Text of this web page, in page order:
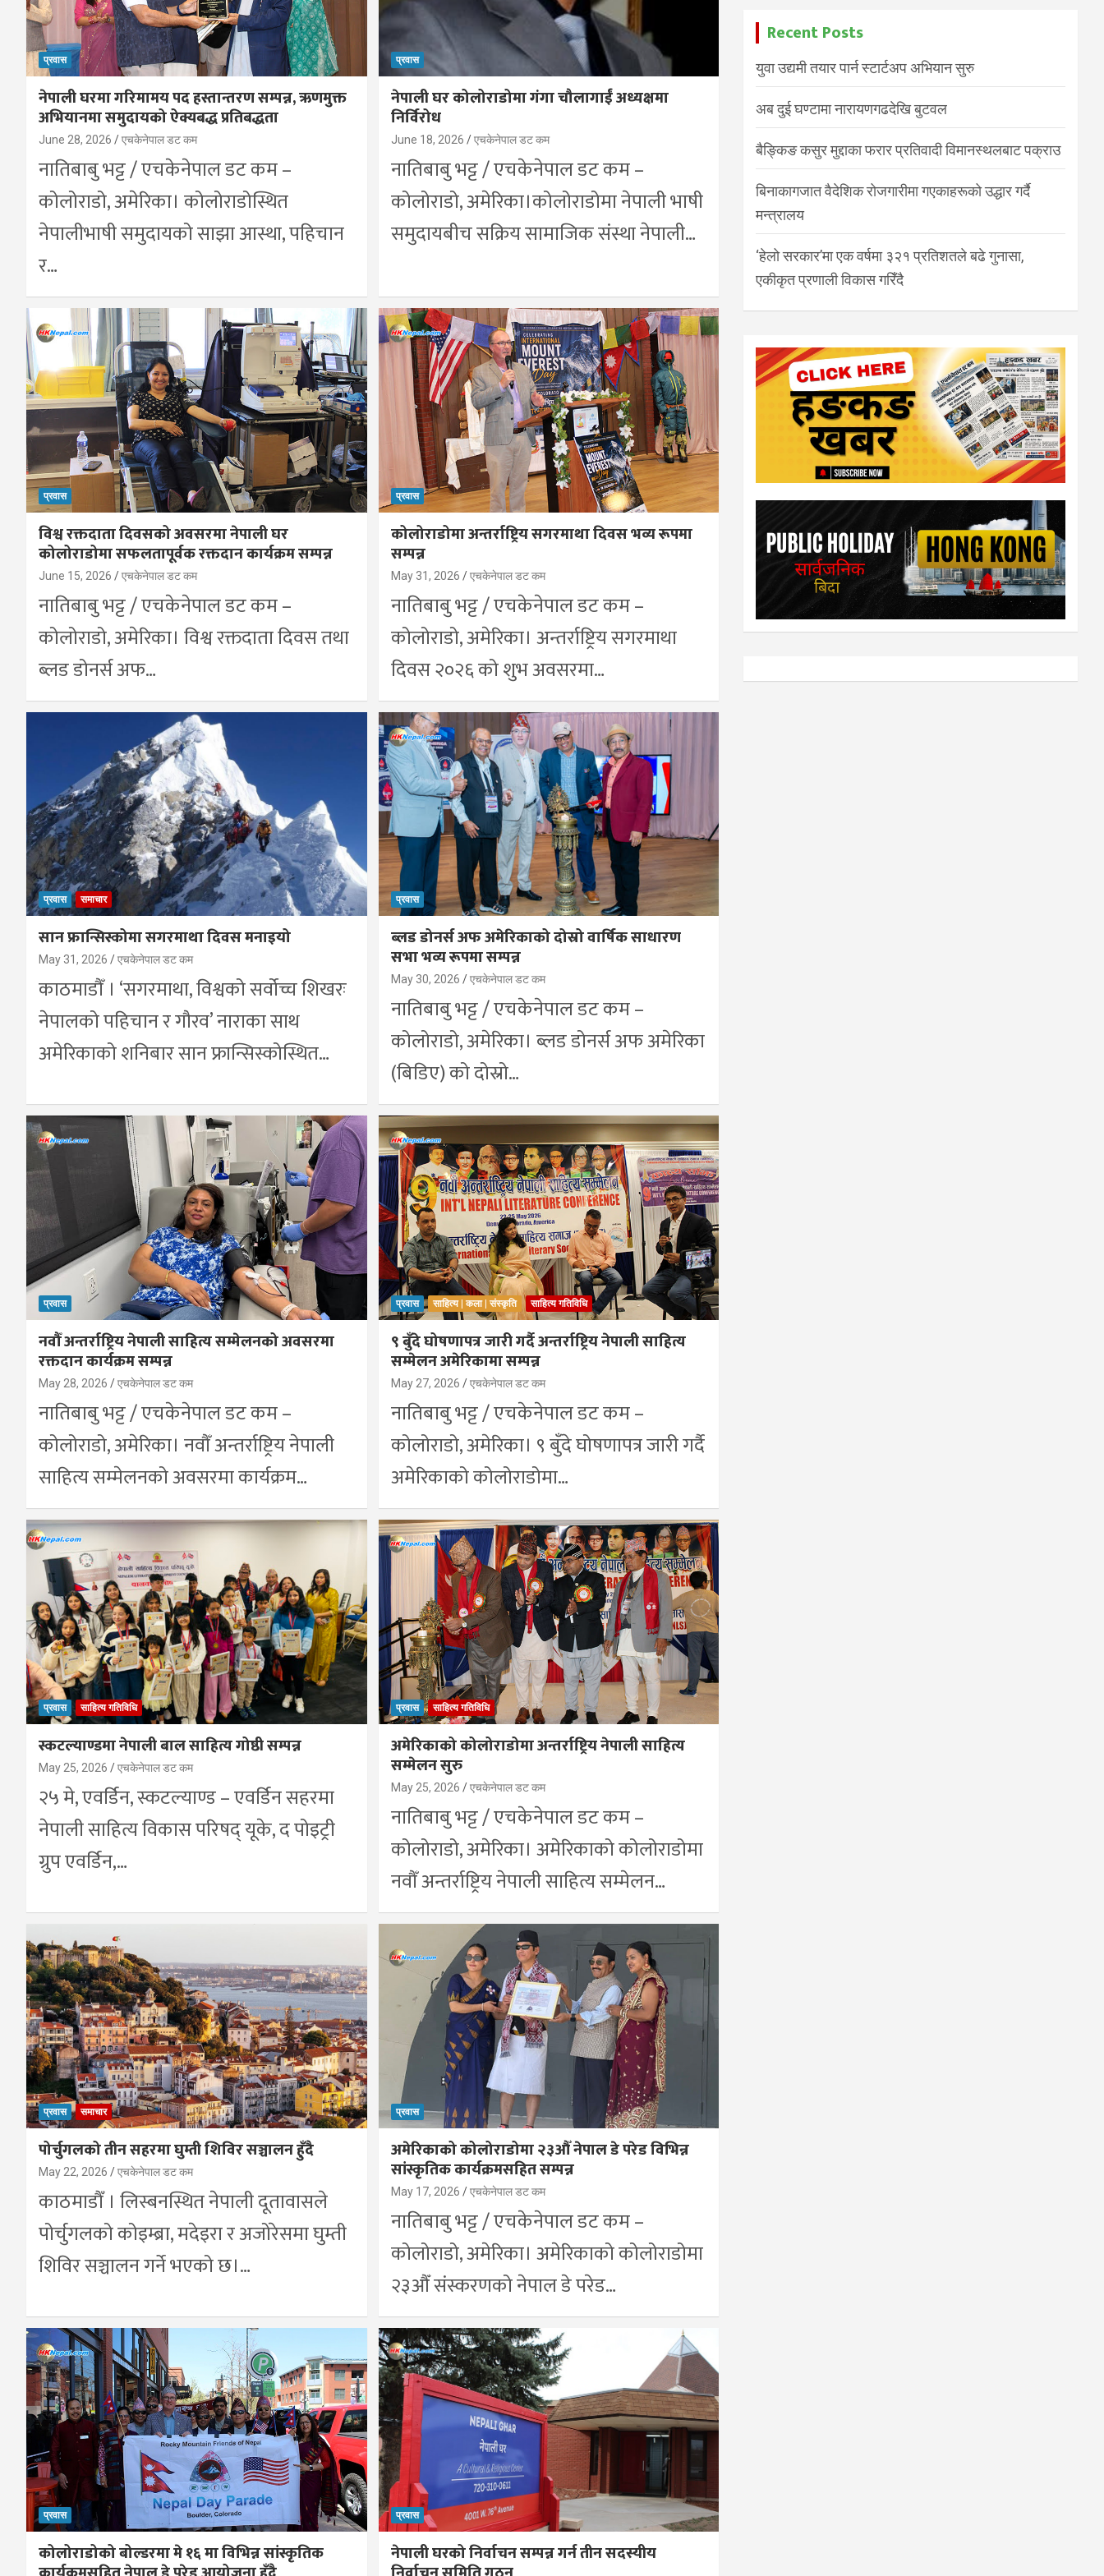
प्रवास
नेपाली घरमा गरिमामय पद हस्तान्तरण सम्पन्न, ऋणमुक्त
अभियानमा समुदायको ऐक्यबद्ध प्रतिबद्धता
June 28, 2026 एचकेनेपाल डट कम
नातिबाबु भट्ट / एचकेनेपाल डट कम –
कोलोराडो, अमेरिका। कोलोराडोस्थित
नेपालीभाषी समुदायको साझा आस्था, पहिचान
र…
प्रवास
नेपाली घर कोलोराडोमा गंगा चौलागाईं अध्यक्षमा
निर्विरोध
June 18, 2026 एचकेनेपाल डट कम
नातिबाबु भट्ट / एचकेनेपाल डट कम –
कोलोराडो, अमेरिका।कोलोराडोमा नेपाली भाषी
समुदायबीच सक्रिय सामाजिक संस्था नेपाली…
प्रवास
विश्व रक्तदाता दिवसको अवसरमा नेपाली घर
कोलोराडोमा सफलतापूर्वक रक्तदान कार्यक्रम सम्पन्न
June 15, 2026 एचकेनेपाल डट कम
नातिबाबु भट्ट / एचकेनेपाल डट कम –
कोलोराडो, अमेरिका। विश्व रक्तदाता दिवस तथा
ब्लड डोनर्स अफ…
प्रवास
कोलोराडोमा अन्तर्राष्ट्रिय सगरमाथा दिवस भव्य रूपमा
सम्पन्न
May 31, 2026 एचकेनेपाल डट कम
नातिबाबु भट्ट / एचकेनेपाल डट कम –
कोलोराडो, अमेरिका। अन्तर्राष्ट्रिय सगरमाथा
दिवस २०२६ को शुभ अवसरमा…
प्रवास समाचार
सान फ्रान्सिस्कोमा सगरमाथा दिवस मनाइयो
May 31, 2026 एचकेनेपाल डट कम
काठमाडौँ । ‘सगरमाथा, विश्वको सर्वोच्च शिखरः
नेपालको पहिचान र गौरव’ नाराका साथ
अमेरिकाको शनिबार सान फ्रान्सिस्कोस्थित…
प्रवास
ब्लड डोनर्स अफ अमेरिकाको दोस्रो वार्षिक साधारण
सभा भव्य रूपमा सम्पन्न
May 30, 2026 एचकेनेपाल डट कम
नातिबाबु भट्ट / एचकेनेपाल डट कम –
कोलोराडो, अमेरिका। ब्लड डोनर्स अफ अमेरिका
(बिडिए) को दोस्रो…
प्रवास
नवौँ अन्तर्राष्ट्रिय नेपाली साहित्य सम्मेलनको अवसरमा
रक्तदान कार्यक्रम सम्पन्न
May 28, 2026 एचकेनेपाल डट कम
नातिबाबु भट्ट / एचकेनेपाल डट कम –
कोलोराडो, अमेरिका। नवौँ अन्तर्राष्ट्रिय नेपाली
साहित्य सम्मेलनको अवसरमा कार्यक्रम…
प्रवास साहित्य | कला | संस्कृति साहित्य गतिविधि
९ बुँदे घोषणापत्र जारी गर्दै अन्तर्राष्ट्रिय नेपाली साहित्य
सम्मेलन अमेरिकामा सम्पन्न
May 27, 2026 एचकेनेपाल डट कम
नातिबाबु भट्ट / एचकेनेपाल डट कम –
कोलोराडो, अमेरिका। ९ बुँदे घोषणापत्र जारी गर्दै
अमेरिकाको कोलोराडोमा…
प्रवास साहित्य गतिविधि
स्कटल्याण्डमा नेपाली बाल साहित्य गोष्ठी सम्पन्न
May 25, 2026 एचकेनेपाल डट कम
२५ मे, एवर्डिन, स्कटल्याण्ड – एवर्डिन सहरमा
नेपाली साहित्य विकास परिषद् यूके, द पोइट्री
ग्रुप एवर्डिन,…
प्रवास साहित्य गतिविधि
अमेरिकाको कोलोराडोमा अन्तर्राष्ट्रिय नेपाली साहित्य
सम्मेलन सुरु
May 25, 2026 एचकेनेपाल डट कम
नातिबाबु भट्ट / एचकेनेपाल डट कम –
कोलोराडो, अमेरिका। अमेरिकाको कोलोराडोमा
नवौँ अन्तर्राष्ट्रिय नेपाली साहित्य सम्मेलन…
प्रवास समाचार
पोर्चुगलको तीन सहरमा घुम्ती शिविर सञ्चालन हुँदै
May 22, 2026 एचकेनेपाल डट कम
काठमाडाैँ । लिस्बनस्थित नेपाली दूतावासले
पोर्चुगलको कोइम्ब्रा, मदेइरा र अजोरेसमा घुम्ती
शिविर सञ्चालन गर्ने भएको छ।…
प्रवास
अमेरिकाको कोलोराडोमा २३औँ नेपाल डे परेड विभिन्न
सांस्कृतिक कार्यक्रमसहित सम्पन्न
May 17, 2026 एचकेनेपाल डट कम
नातिबाबु भट्ट / एचकेनेपाल डट कम –
कोलोराडो, अमेरिका। अमेरिकाको कोलोराडोमा
२३औँ संस्करणको नेपाल डे परेड…
प्रवास
कोलोराडोको बोल्डरमा मे १६ मा विभिन्न सांस्कृतिक
प्रवास
नेपाली घरको निर्वाचन सम्पन्न गर्न तीन सदस्यीय
Recent Posts
युवा उद्यमी तयार पार्न स्टार्टअप अभियान सुरु
अब दुई घण्टामा नारायणगढदेखि बुटवल
बैङ्किङ कसुर मुद्दाका फरार प्रतिवादी विमानस्थलबाट पक्राउ
बिनाकागजात वैदेशिक रोजगारीमा गएकाहरूको उद्धार गर्दै
मन्त्रालय
‘हेलो सरकार’मा एक वर्षमा ३२१ प्रतिशतले बढे गुनासा,
एकीकृत प्रणाली विकास गरिँदै